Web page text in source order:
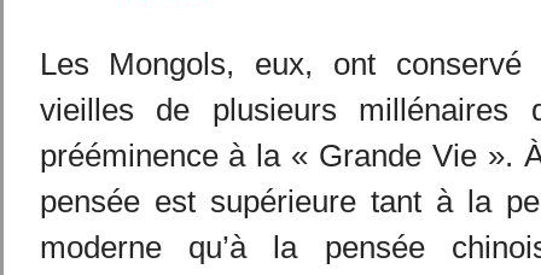
Les Mongols, eux, ont conservé
vieilles de plusieurs millénaires
prééminence à la « Grande Vie ».
pensée est supérieure tant à la
moderne qu’à la pensée